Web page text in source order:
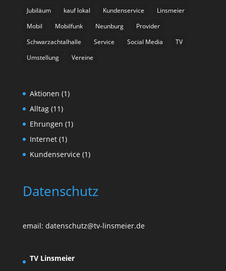
Jubiläum
kauf lokal Kundenservice
Linsmeier
Mobil
Mobilfunk Neunburg
Provider
Schwarzachtalhalle
Service Social Media
TV
Umstellung
Vereine
Aktionen (1)
Alltag(11)
Ehrungen (1)
Internet(1)
Kundenservice(1)
Datenschutz
email: datenschutz@tv-linsmeier.de
TV Linsmeier